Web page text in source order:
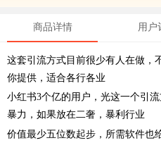
商品详情 用户
这套引流方式目前很少有人在做，
你提供，适合各行各业
小红书3个亿的用户，光这一个引
暴力，如果放在二奢，暴利行业
价值最少五位数起步，所需软件也